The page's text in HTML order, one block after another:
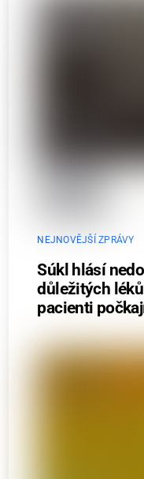
NEJNOVĚJŠÍ ZPRÁVY
Súkl hlásí
důležitých
pacienti